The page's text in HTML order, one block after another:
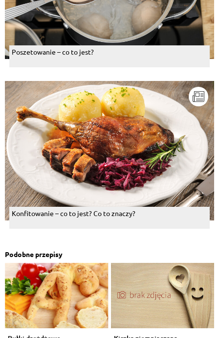
Poszetowanie – co to jest?
Konfitowanie – co to jest? Co to znaczy?
Podobne przepisy